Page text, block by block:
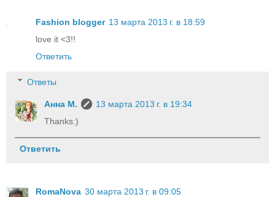
Fashion blogger 13 марта 2013 г. в 18:59
love it <3!!
Ответить
Ответы
Анна М.
13 марта 2013 г. в 19:34
Thanks:)
Ответить
RomaNova 30 марта 2013 г. в 09:05